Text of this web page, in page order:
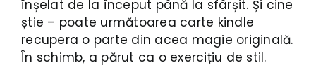
înșelat de la început până la sfârșit. Și cine
știe – poate următoarea carte kindle
recupera o parte din acea magie originală.
În schimb, a părut ca o exercițiu de stil.